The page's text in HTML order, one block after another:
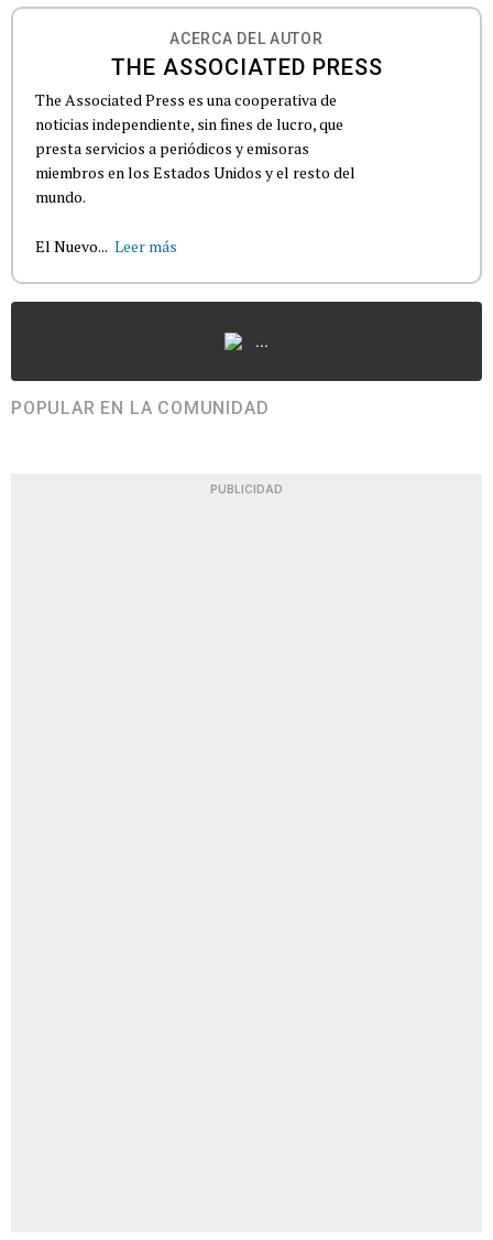
ACERCA DEL AUTOR
THE ASSOCIATED PRESS
The Associated Press es una cooperativa de
noticias independiente, sin fines de lucro, que
presta servicios a periódicos y emisoras
miembros en los Estados Unidos y el resto del
mundo.
El Nuevo... Leer más
...
POPULAR EN LA COMUNIDAD
PUBLICIDAD